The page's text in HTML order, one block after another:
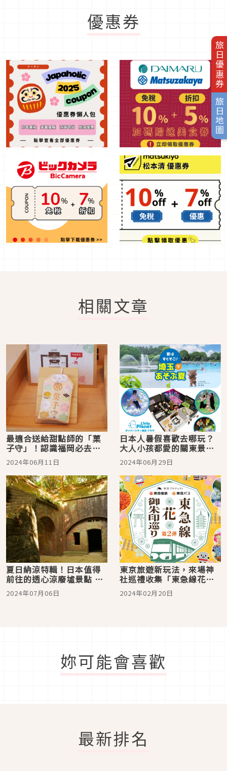
旅日優惠券
旅日地圖
優惠券
相關文章
最適合送給甜點師的「菓
子守」！認識福岡必去景
點「太宰府天滿宮」與供
奉和菓子之神的中島神社
2024年06月11日
日本人暑假喜歡去哪玩？
大人小孩都愛的關東景點
10選
2024年06月29日
夏日納涼特輯！日本值得
前往的透心涼廢墟景點 10
選 上篇
2024年07月06日
東京旅遊新玩法，來場神
社巡禮收集「東急線花御
朱印」吧！
2024年02月20日
妳可能會喜歡
最新排名